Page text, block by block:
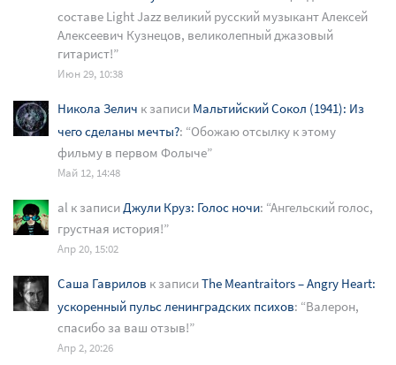
составе Light Jazz великий русский музыкант Алексей
Алексеевич Кузнецов, великолепный джазовый
гитарист!”
Июн 29, 10:38
Никола Зелич к записи Мальтийский Сокол (1941): Из
чего сделаны мечты?: “Обожаю отсылку к этому
фильму в первом Фолыче”
Май 12, 14:48
al к записи Джули Круз: Голос ночи: “Ангельский голос,
грустная история!”
Апр 20, 15:02
Саша Гаврилов к записиThe Meantraitors – Angry Heart:
ускоренный пульс ленинградских психов: “Валерон,
спасибо за ваш отзыв!”
Апр 2, 20:26